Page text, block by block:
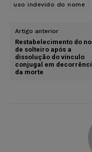
uso indevido do nome
Artigo anterior
Restabelecimento do
de solteiro após a
dissolução do vínculo
conjugal em
da morte